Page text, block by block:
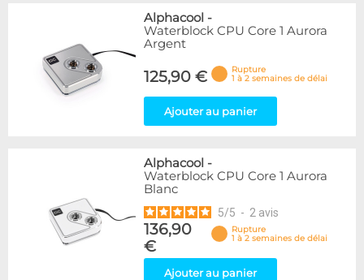
Alphacool -
Waterblock CPU Core 1 Aurora
Argent
125,90 €
Rupture
1 à 2 semaines de délai
Ajouter au panier
Alphacool -
Waterblock CPU Core 1 Aurora
Blanc
5/5 - 2 avis
136,90
€
Rupture
1 à 2 semaines de délai
Ajouter au panier